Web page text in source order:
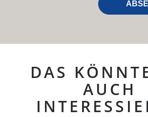
DAS
AUCH